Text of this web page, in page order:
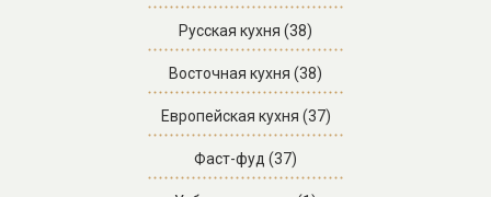
Русская кухня (38)
Восточная кухня (38)
Европейская кухня (37)
Фаст-фуд (37)